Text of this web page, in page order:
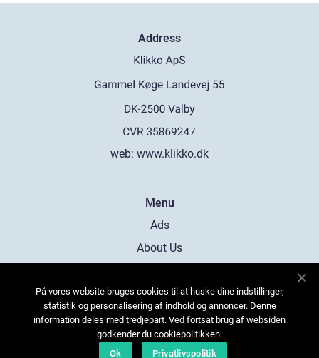
Address
web: www.klikko.dk
Menu
Ads
About Us
Contact
Sitemap
På vores website bruges cookies til at huske dine indstillinger,
statistik og personalisering af indhold og annoncer. Denne
information deles med tredjepart. Ved fortsat brug af websiden
godkender du cookiepolitikken.
Ok
Privatlivspolitik